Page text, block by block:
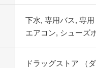
ドラッグストア （